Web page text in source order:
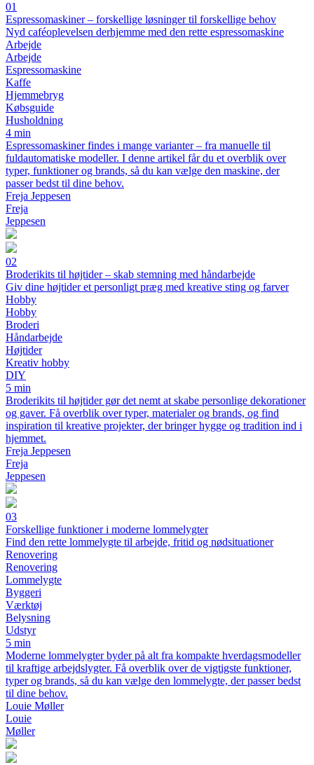
01
Espressomaskiner – forskellige løsninger til forskellige behov
Nyd caféoplevelsen derhjemme med den rette espressomaskine
Arbejde
Arbejde
Espressomaskine
Kaffe
Hjemmebryg
Købsguide
Husholdning
4 min
Espressomaskiner findes i mange varianter – fra manuelle til
fuldautomatiske modeller. I denne artikel får du et overblik over
typer, funktioner og brands, så du kan vælge den maskine, der
passer bedst til dine behov.
Freja Jeppesen
Freja
Jeppesen
02
Broderikits til højtider – skab stemning med håndarbejde
Giv dine højtider et personligt præg med kreative sting og farver
Hobby
Hobby
Broderi
Håndarbejde
Højtider
Kreativ hobby
DIY
5 min
Broderikits til højtider gør det nemt at skabe personlige dekorationer
og gaver. Få overblik over typer, materialer og brands, og find
inspiration til kreative projekter, der bringer hygge og tradition ind i
hjemmet.
Freja Jeppesen
Freja
Jeppesen
03
Forskellige funktioner i moderne lommelygter
Find den rette lommelygte til arbejde, fritid og nødsituationer
Renovering
Renovering
Lommelygte
Byggeri
Værktøj
Belysning
Udstyr
5 min
Moderne lommelygter byder på alt fra kompakte hverdagsmodeller
til kraftige arbejdslygter. Få overblik over de vigtigste funktioner,
typer og brands, så du kan vælge den lommelygte, der passer bedst
til dine behov.
Louie Møller
Louie
Møller